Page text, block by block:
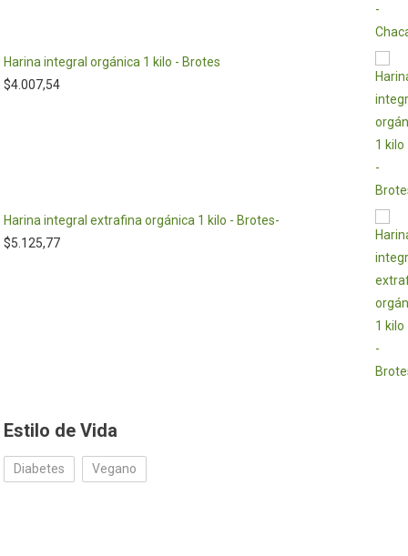
Harina integral orgánica 1 kilo - Brotes
$4.007,54
Harina integral extrafina orgánica 1 kilo - Brotes-
$5.125,77
Estilo de Vida
Diabetes Vegano